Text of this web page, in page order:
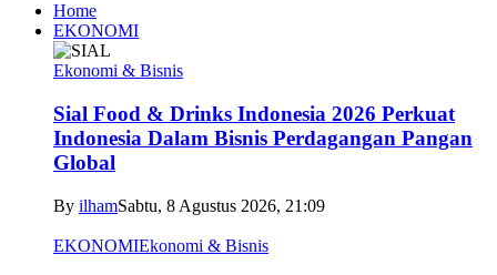
Home
EKONOMI
Ekonomi & Bisnis
Sial Food & Drinks Indonesia 2026 Perkuat
Indonesia Dalam Bisnis Perdagangan Pangan
Global
By ilhamSabtu, 8 Agustus 2026, 21:09
EKONOMIEkonomi & Bisnis